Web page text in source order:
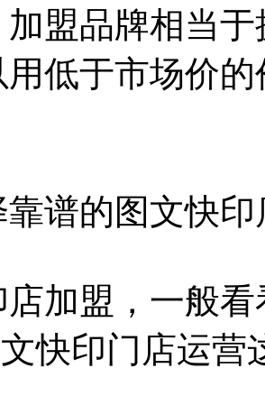
盟品牌相当
低于市场价
谱的图文快
店加盟，一般
快印门店运营